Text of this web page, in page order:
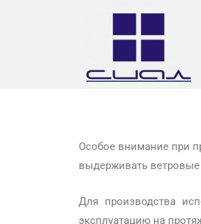
Особое внимание при
выдерживать ветровые
Для производства
эксплуатацию на